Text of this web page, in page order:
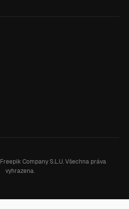
Freepik Company S.L.U.Všechna práva
vyhrazena.